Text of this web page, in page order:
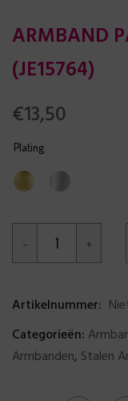
ARMBAND
(JE15764)
€13,50
Plating
Artikelnummer:
Categorieën:
Armbanden, Stalen